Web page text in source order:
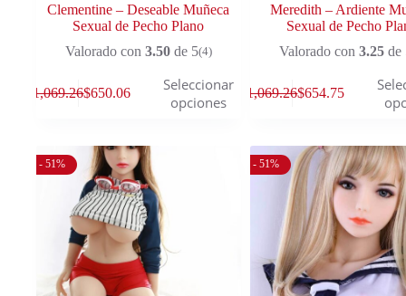
Clementine – Deseable Muñeca
Sexual de Pecho Plano
Valorado con 3.50de 5(4)
1,069.26$650.06
Seleccionar
opciones
Meredith – Ardiente
Sexual de Pecho
Valorado con 3.25de
1,069.26$654.75
- 51% - 51%